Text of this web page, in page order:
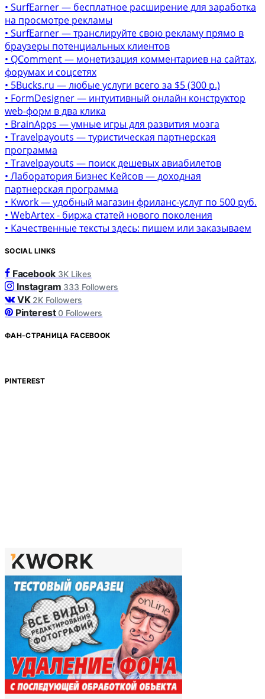
• SurfEarner — бесплатное расширение для заработка
на просмотре рекламы
• SurfEarner — транслируйте свою рекламу прямо в
браузеры потенциальных клиентов
• QComment — монетизация комментариев на сайтах,
форумах и соцсетях
• 5Bucks.ru — любые услуги всего за $5 (300 р.)
• FormDesigner — интуитивный онлайн конструктор
web-форм в два клика
• BrainApps — умные игры для развития мозга
• Travelpayouts — туристическая партнерская
программа
• Travelpayouts — поиск дешевых авиабилетов
• Лаборатория Бизнес Кейсов — доходная
партнерская программа
• Kwork — удобный магазин фриланс-услуг по 500 руб.
• WebArtex - биржа статей нового поколения
• Качественные тексты здесь: пишем или заказываем
SOCIAL LINKS
Facebook 3K Likes
Instagram 333 Followers
VK 2K Followers
Pinterest 0 Followers
ФАН-СТРАНИЦА FACEBOOK
PINTEREST